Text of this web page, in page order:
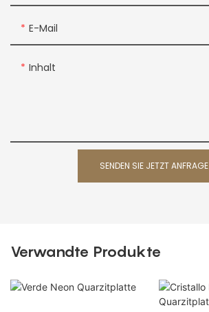
E-Mail
Inhalt
SENDEN SIE JETZT ANFRAGE
Verwandte Produkte